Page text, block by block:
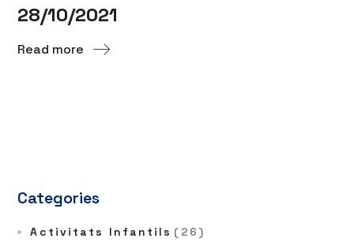
28/10/2021
Read more
Categories
Activitats Infantils (26)